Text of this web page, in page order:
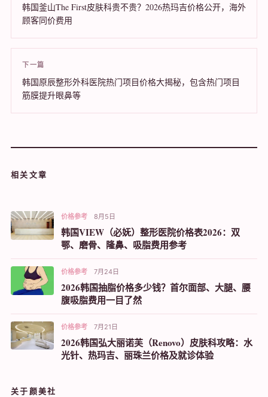
韩国釜山The First皮肤科贵不贵？2026热玛吉价格公开，海外
顾客同价费用
下一篇
韩国原辰整形外科医院热门项目价格大揭秘，包含热门项目
筋膜提升眼鼻等
相关文章
价格参考 8月5日
韩国VIEW（必妩）整形医院价格表2026：双
鄂、磨骨、隆鼻、吸脂费用参考
价格参考 7月24日
2026韩国抽脂价格多少钱？首尔面部、大腿、腰
腹吸脂费用一目了然
价格参考 7月21日
2026韩国弘大丽诺芙（Renovo）皮肤科攻略：水
光针、热玛吉、丽珠兰价格及就诊体验
关于颜美社